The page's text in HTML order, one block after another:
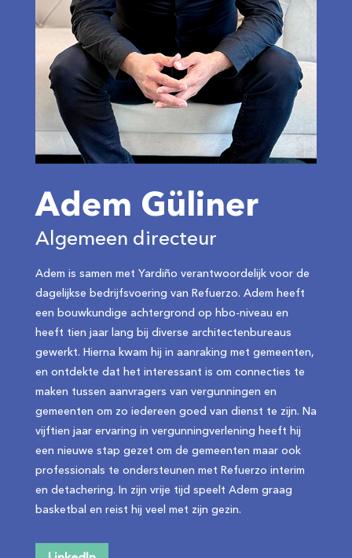
Adem Güliner
Algemeen directeur
Adem is samen met Yardiño verantwoordelijk voor de
dagelijkse bedrijfsvoering van Refuerzo. Adem heeft
een bouwkundige achtergrond op hbo-niveau en
heeft tien jaar lang bij diverse architectenbureaus
gewerkt. Hierna kwam hij in aanraking met gemeenten,
en ontdekte dat het interessant is om connecties te
maken tussen aanvragers van vergunningen en
gemeenten om zo iedereen goed van dienst te zijn. Na
vijftien jaar ervaring in vergunningverlening heeft hij
een nieuwe stap gezet om de gemeenten maar ook
professionals te ondersteunen met Refuerzo interim
en detachering. In zijn vrije tijd speelt Adem graag
basketbal en reist hij veel met zijn gezin.